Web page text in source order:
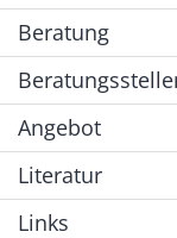
Beratung
Angebot
Literatur
Links